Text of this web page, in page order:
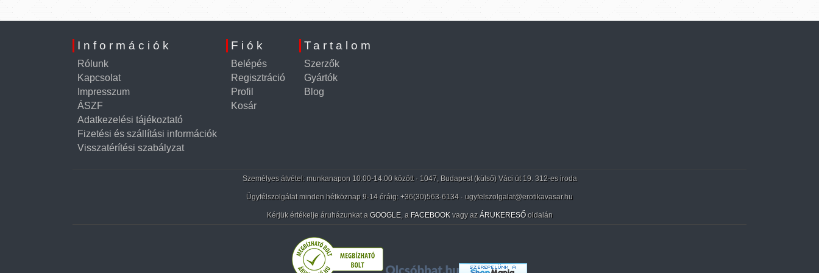
Információk
Rólunk
Kapcsolat
Impresszum
ÁSZF
Adatkezelési tájékoztató
Fizetési és szállítási információk
Visszatérítési szabályzat
Fiók
Belépés
Regisztráció
Profil
Kosár
Tartalom
Szerzők
Gyártók
Blog
Személyes átvétel: munkanapon 10:00-14:00 között · 1047, Budapest (külső) Váci út 19. 312-es iroda
Ügyfélszolgálat minden hétköznap 9-14 óráig: +36(30)563-6134 · ugyfelszolgalat@erotikavasar.hu
Kérjük értékelje áruházunkat a GOOGLE, a FACEBOOK vagy az ÁRUKERESŐ oldalán